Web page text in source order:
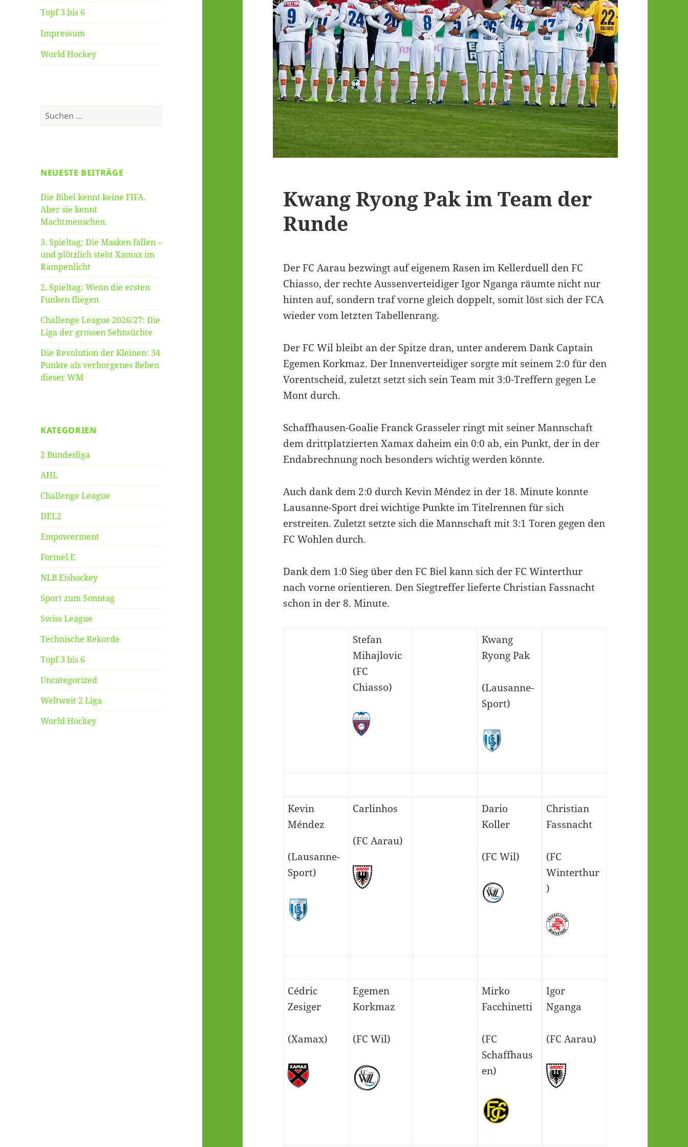
Topf 3 bis 6
Impressum
World Hockey
Suche
nach:
NEUESTE BEITRÄGE
Die Bibel kennt keine FIFA.
Aber sie kennt
Machtmenschen.
3. Spieltag: Die Masken fallen –
und plötzlich steht Xamax im
Rampenlicht
2. Spieltag: Wenn die ersten
Funken fliegen
Challenge League 2026/27: Die
Liga der grossen Sehnsüchte
Die Revolution der Kleinen: 34
Punkte als verborgenes Beben
dieser WM
KATEGORIEN
2 Bundesliga
AHL
Challenge League
DEL2
Empowerment
Formel E
NLB Eishockey
Sport zum Sonntag
Swiss League
Technische Rekorde
Topf 3 bis 6
Uncategorized
Weltweit 2 Liga
World Hockey
Kwang Ryong Pak im Team der
Runde
Der FC Aarau bezwingt auf eigenem Rasen im Kellerduell den FC
Chiasso, der rechte Aussenverteidiger Igor Nganga räumte nicht nur
hinten auf, sondern traf vorne gleich doppelt, somit löst sich der FCA
wieder vom letzten Tabellenrang.
Der FC Wil bleibt an der Spitze dran, unter anderem Dank Captain
Egemen Korkmaz. Der Innenverteidiger sorgte mit seinem 2:0 für den
Vorentscheid, zuletzt setzt sich sein Team mit 3:0-Treffern gegen Le
Mont durch.
Schaffhausen-Goalie Franck Grasseler ringt mit seiner Mannschaft
dem drittplatzierten Xamax daheim ein 0:0 ab, ein Punkt, der in der
Endabrechnung noch besonders wichtig werden könnte.
Auch dank dem 2:0 durch Kevin Méndez in der 18. Minute konnte
Lausanne-Sport drei wichtige Punkte im Titelrennen für sich
erstreiten. Zuletzt setzte sich die Mannschaft mit 3:1 Toren gegen den
FC Wohlen durch.
Dank dem 1:0 Sieg über den FC Biel kann sich der FC Winterthur
nach vorne orientieren. Den Siegtreffer lieferte Christian Fassnacht
schon in der 8. Minute.
Stefan
Mihajlovic
(FC
Chiasso)
Kwang
Ryong Pak
(Lausanne-
Sport)
Kevin
Méndez
(Lausanne-
Sport)
Carlinhos
(FC Aarau)
Dario
Koller
(FC Wil)
Christian
Fassnacht
(FC
Winterthur
)
Cédric
Zesiger
(Xamax)
Egemen
Korkmaz
(FC Wil)
Mirko
Facchinetti
(FC
Schaffhaus
en)
Igor
Nganga
(FC Aarau)